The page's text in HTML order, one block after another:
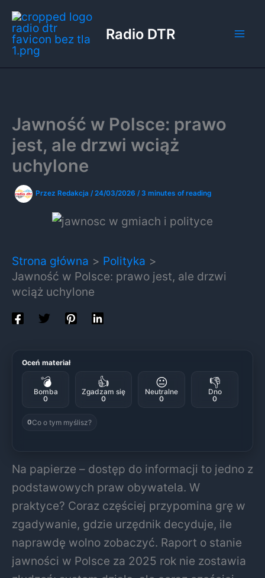
Przejdź
do
treści
Radio DTR
Jawność w Polsce: prawo
jest, ale drzwi wciąż
uchylone
Przez Redakcja /24/03/2026 / 3 minutes of reading
Strona główna
Polityka
Jawność w Polsce: prawo jest, ale drzwi
wciąż uchylone
Oceń materiał
💣
Bomba
0
👍
Zgadzam się
0
😐
Neutralne
0
👎
Dno
0
0Co o tym myślisz?
Na papierze – dostęp do informacji to jedno z
podstawowych praw obywatela. W
praktyce? Coraz częściej przypomina grę w
zgadywanie, gdzie urzędnik decyduje, ile
naprawdę wolno zobaczyć. Raport o stanie
jawności w Polsce za 2025 rok nie zostawia